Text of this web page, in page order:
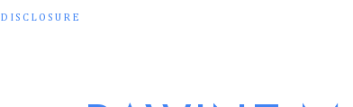
DISCLOSURE